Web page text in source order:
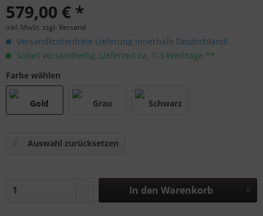
579,00 € *
inkl. MwSt. zzgl. Versand
Versandkostenfreie Lieferung innerhalb Deutschland!
Sofort versandfertig, Lieferzeit ca. 1-3 Werktage **
Farbe wählen
Auswahl zurücksetzen
In den Warenkorb